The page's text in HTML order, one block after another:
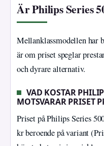
Är Philips Series
Mellanklassmodellen har
är om priset speglar
och dyrare alternativ.
VAD KOSTAR
MOTSVARAR PRISET
Priset på Philips Series
kr beroende på variant